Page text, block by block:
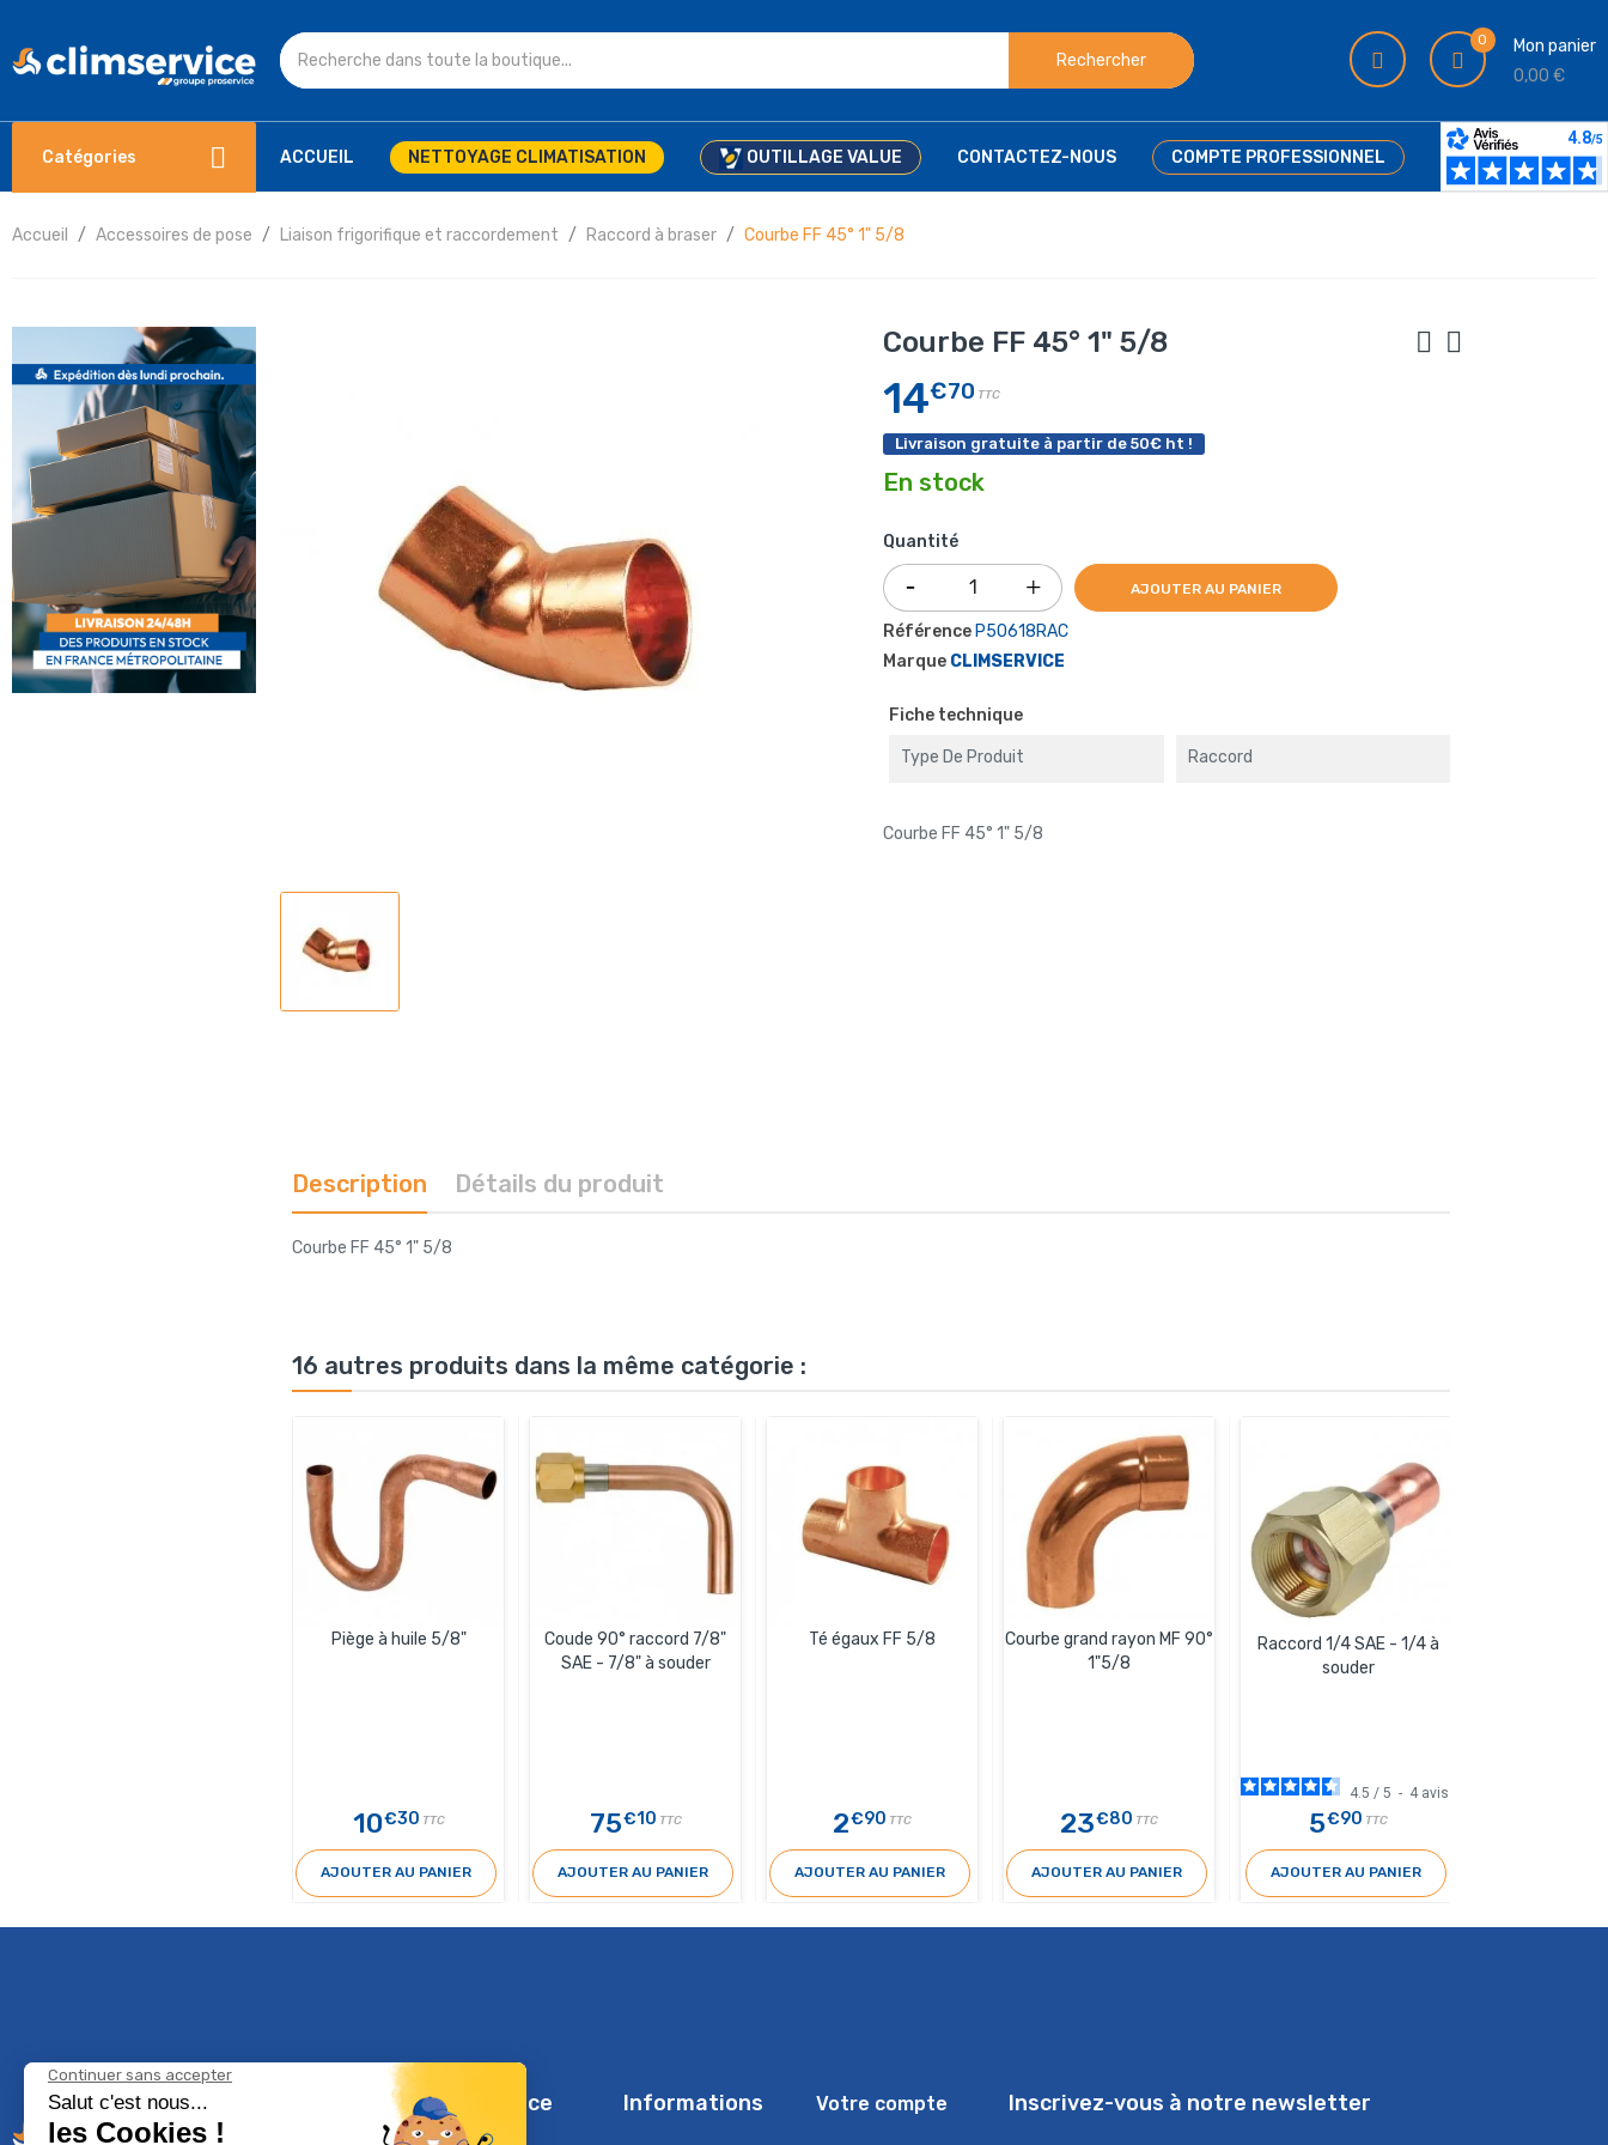
Rechercher
0
Mon panier
0,00 €
Catégories ACCUEIL NETTOYAGE CLIMATISATION OUTILLAGE VALUE CONTACTEZ-NOUS COMPTE PROFESSIONNEL
Accueil Accessoires de pose Liaison frigorifique et raccordement Raccord à braser Courbe FF 45° 1" 5/8
Courbe FF 45° 1" 5/8
14€70 TTC
Livraison gratuite à partir de 50€ ht !
En stock
Quantité
AJOUTER AU PANIER
Référence P50618RAC
Marque CLIMSERVICE
Fiche technique
Type De Produit Raccord
Courbe FF 45° 1" 5/8
Description Détails du produit
Courbe FF 45° 1" 5/8
16 autres produits dans la même catégorie :
Piège à huile 5/8"
10€30 TTC
AJOUTER AU PANIER
Coude 90° raccord 7/8"
SAE - 7/8" à souder
75€10 TTC
AJOUTER AU PANIER
Té égaux FF 5/8
2€90 TTC
AJOUTER AU PANIER
Courbe grand rayon MF 90°
1"5/8
23€80 TTC
AJOUTER AU PANIER
Raccord 1/4 SAE - 1/4 à
souder
4.5 / 5 - 4 avis
5€90 TTC
AJOUTER AU PANIER
Climservice Informations Votre compte Inscrivez-vous à notre newsletter